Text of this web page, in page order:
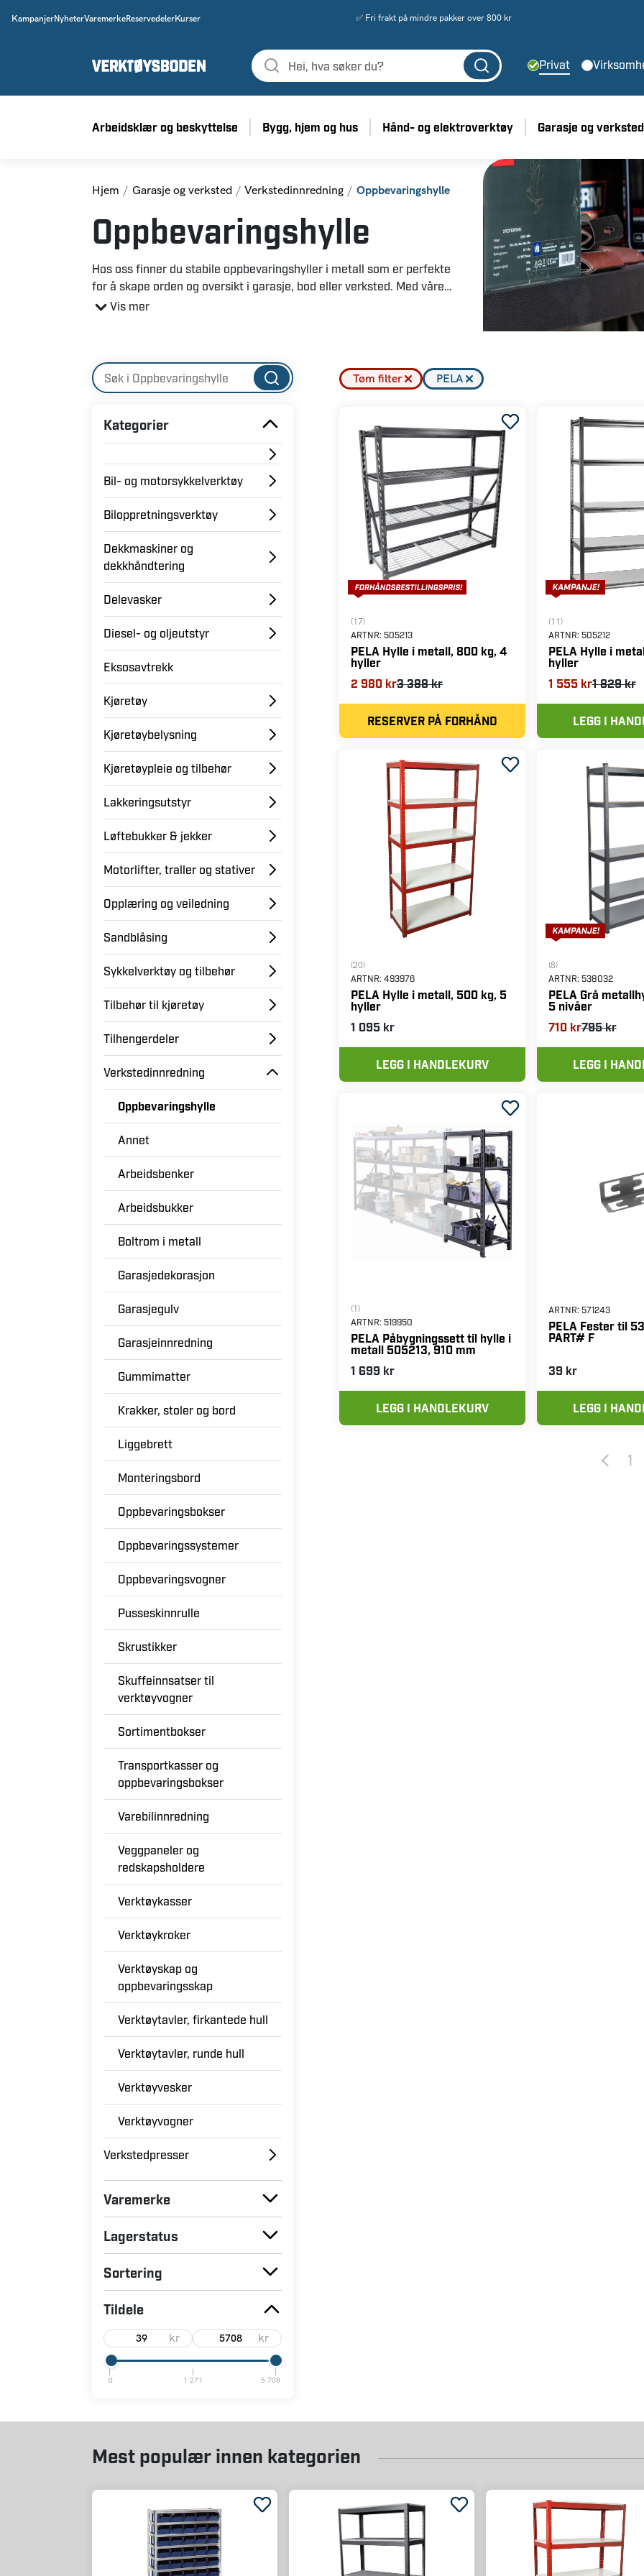
KampanjerNyheterVaremerkeReservedelerKurser ✅ Fri frakt på mindre pakker over 800 kr
Privat
Arbeidsklær og beskyttelse Bygg, hjem og hus Hånd- og elektroverktøy Garasje og verksted
Hjem Garasje og verksted Verkstedinnredning Oppbevaringshylle
Oppbevaringshylle
Hos oss finner du stabile oppbevaringshyller i metall som er perfekte
for å skape orden og oversikt i garasje, bod eller verksted. Med våre
oppbevaringshyller blir det enklere å lagre og rydde bort ting, samtidig
800 kg per hylle. Alle våre metallhyller er pulverlakkerte for å være så
slitesterke som mulig.
Vis mer
Kategorier
Bil- og motorsykkelverktøy
Biloppretningsverktøy
Dekkmaskiner og
dekkhåndtering
Delevasker
Diesel- og oljeutstyr
Eksosavtrekk
Kjøretøy
Kjøretøybelysning
Kjøretøypleie og tilbehør
Lakkeringsutstyr
Løftebukker & jekker
Motorlifter, traller og stativer
Opplæring og veiledning
Sandblåsing
Sykkelverktøy og tilbehør
Tilbehør til kjøretøy
Tilhengerdeler
Verkstedinnredning
Oppbevaringshylle
Annet
Arbeidsbenker
Arbeidsbukker
Boltrom i metall
Garasjedekorasjon
Garasjegulv
Garasjeinnredning
Gummimatter
Krakker, stoler og bord
Liggebrett
Monteringsbord
Oppbevaringsbokser
Oppbevaringssystemer
Oppbevaringsvogner
Pusseskinnrulle
Skrustikker
Skuffeinnsatser til
verktøyvogner
Sortimentbokser
Transportkasser og
oppbevaringsbokser
Varebilinnredning
Veggpaneler og
redskapsholdere
Verktøykasser
Verktøykroker
Verktøyskap og
oppbevaringsskap
Verktøytavler, firkantede hull
Verktøytavler, runde hull
Verktøyvesker
Verktøyvogner
Verkstedpresser
Varemerke
Lagerstatus
Sortering
Tildele
kr kr
0 1 271 5 708
Tøm filter PELA
(17)
ARTNR: 505213
PELA Hylle i metall, 800 kg, 4
hyller
2 980 kr3 388 kr
RESERVER PÅ FORHÅND
(11)
ARTNR: 505212
PELA Hylle i
hyller
1 555 kr1 829 kr
LEGG I
(20)
ARTNR: 493976
PELA Hylle i metall, 500 kg, 5
hyller
1 095 kr
LEGG I HANDLEKURV
(8)
ARTNR: 538032
PELA Grå
5 nivåer
710 kr795 kr
LEGG I
(1)
ARTNR: 519950
PELA Påbygningssett til hylle i
metall 505213, 910 mm
1 699 kr
LEGG I HANDLEKURV
ARTNR: 571243
PELA Fester til
PART# F
39 kr
LEGG I
1
Mest populær innen kategorien